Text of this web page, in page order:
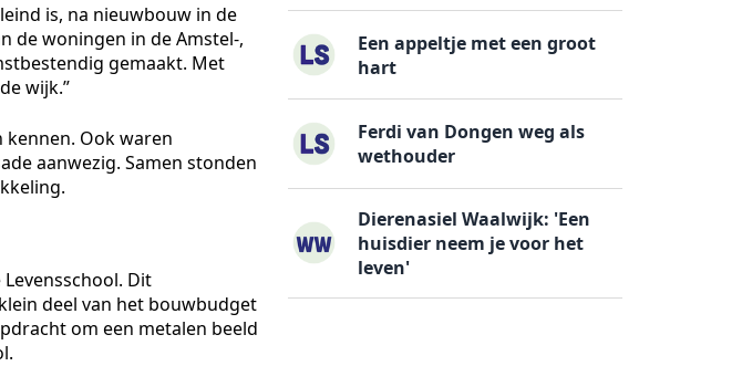
is, na nieuwbouw in de
de woningen in de Amstel-,
gemaakt. Met
wijk.”
Ook waren
aanwezig. Samen stonden
Dit
deel van het bouwbudget
om een metalen beeld
Een appeltje met een groot
hart
Ferdi van Dongen weg als
wethouder
Dierenasiel Waalwijk: 'Een
huisdier neem je voor het
leven'